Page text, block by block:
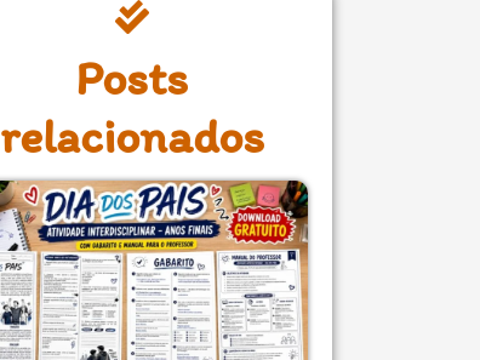
Posts
relacionados